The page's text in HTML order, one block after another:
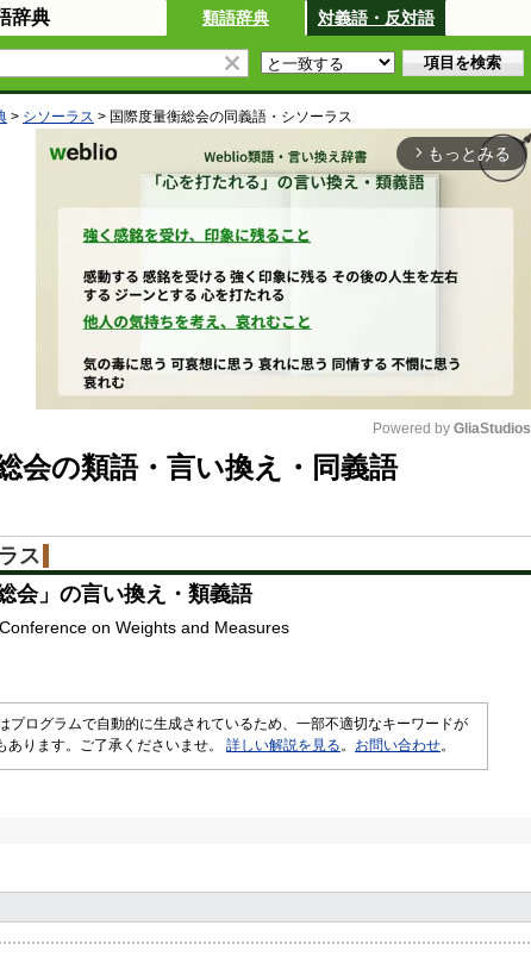
辞典 類語辞典 対義語・反対語
> シソーラス > 国際度量衡総会の同義語・シソーラス
arrow_forward_ios もっとみる
Powered by GliaStudios
会の類語・言い換え・同義語
ス
会」の言い換え・類義語
on Weights and Measures
プログラムで自動的に生成されているため、一部不適切なキーワードが
あります。ご了承くださいませ。 詳しい解説を見る 。 お問い合わせ。